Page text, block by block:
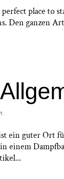
perfect place
Den ganzen
ein guter Ort
einem